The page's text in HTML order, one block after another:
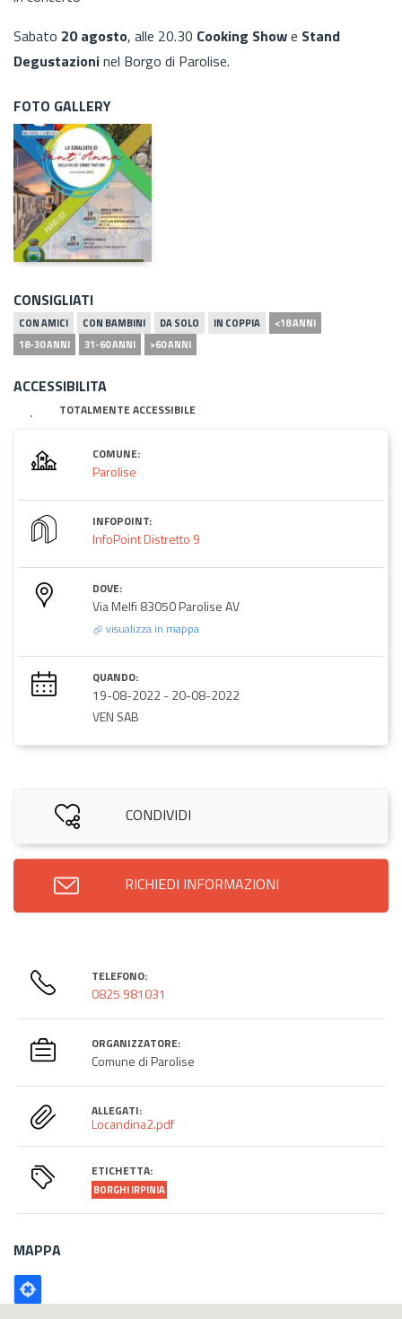
Sabato 20 agosto, alle 20.30 Cooking Showe Stand
Degustazioninel Borgo di Parolise.
FOTO GALLERY
CONSIGLIATI
CON AMICI CON BAMBINI DA SOLO IN COPPIA
<18 ANNI
18-30 ANNI
31-60 ANNI >60 ANNI
ACCESSIBILITA
TOTALMENTE ACCESSIBILE
COMUNE:
Parolise
INFOPOINT:
InfoPoint Distretto 9
DOVE:
Via Melfi 83050 Parolise AV
visualizza in mappa
QUANDO:
19-08-2022-20-08-2022
VEN SAB
CONDIVIDI
RICHIEDI INFORMAZIONI
TELEFONO:
0825 981031
ORGANIZZATORE:
Comune di Parolise
ALLEGATI:
Locandina2.pdf
ETICHETTA:
BORGHI IRPINIA
MAPPA
Poligono
GEO